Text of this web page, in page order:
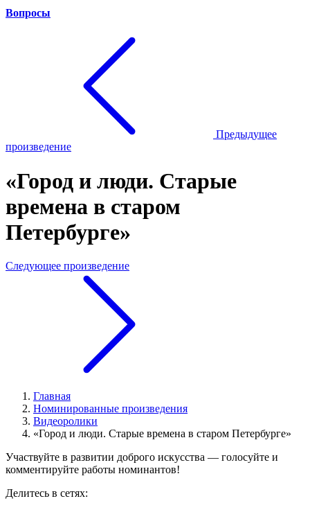
Вопросы
Предыдущее
произведение
«Город и люди. Старые
времена в старом
Петербурге»
Следующее произведение
Главная
Номинированные произведения
Видеоролики
«Город и люди. Старые времена в старом Петербурге»
Участвуйте в развитии доброго искусства — голосуйте и
комментируйте работы номинантов!
Делитесь в сетях: